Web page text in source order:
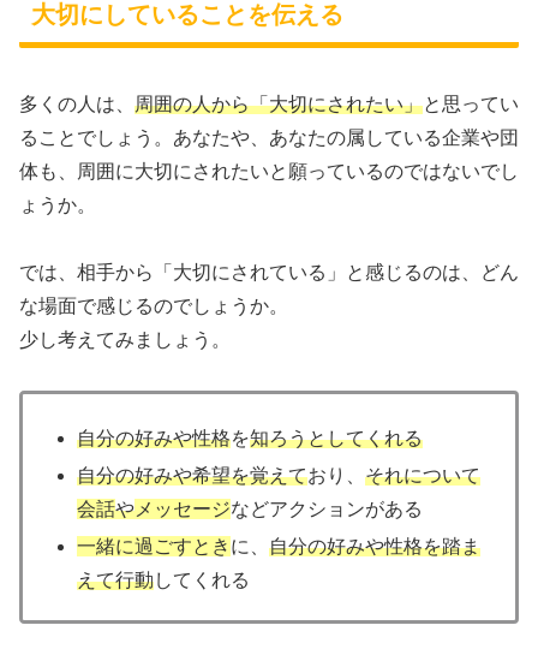
大切にしていることを伝える
多くの人は、 周囲の人から「大切にされたい」と思ってい
ることでしょう。あなたや、あなたの属している企業や団
体も、周囲に大切にされたいと願っているのではないでし
ょうか。
では、相手から「大切にされている」と感じるのは、どん
な場面で感じるのでしょうか。
少し考えてみましょう。
自分の好みや性格を知ろうとしてくれる
自分の好みや希望を覚えており、それについて
会話や メッセージなどアクションがある
一緒に過ごすとき に、自分の好みや性格を踏ま
えて行動してくれる